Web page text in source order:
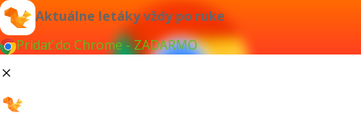
Aktuálne letáky vždy po ruke
Pridať do Chrome - ZADARMO